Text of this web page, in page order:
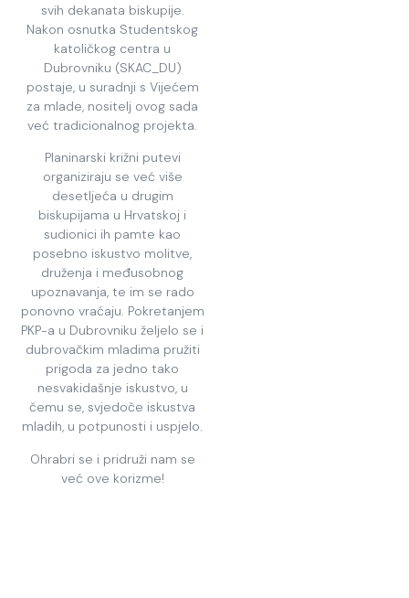
svih dekanata biskupije.
Nakon osnutka Studentskog
katoličkog centra u
Dubrovniku (SKAC_DU)
postaje, u suradnji s Vijećem
za mlade, nositelj ovog sada
već tradicionalnog projekta.
Planinarski križni putevi
organiziraju se već više
desetljeća u drugim
biskupijama u Hrvatskoj i
sudionici ih pamte kao
posebno iskustvo molitve,
druženja i međusobnog
upoznavanja, te im se rado
ponovno vraćaju. Pokretanjem
PKP-a u Dubrovniku željelo se i
dubrovačkim mladima pružiti
prigoda za jedno tako
nesvakidašnje iskustvo, u
čemu se, svjedoče iskustva
mladih, u potpunosti i uspjelo.
Ohrabri se i pridruži nam se
već ove korizme!